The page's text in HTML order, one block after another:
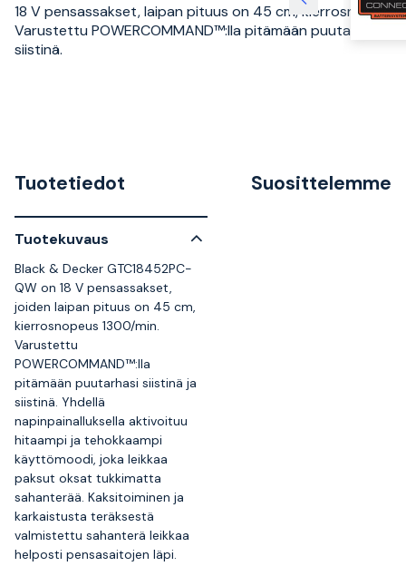
18 V pensassakset, laipan pituus on 45 cm, kierrosnopeus
Varustettu POWERCOMMAND™:lla pitämään puutarhasi
siistinä.
Tuotetiedot
Tuotekuvaus
Black & Decker GTC18452PC-
QW on 18 V pensassakset,
joiden laipan pituus on 45 cm,
kierrosnopeus 1300/min.
Varustettu
POWERCOMMAND™:lla
pitämään puutarhasi siistinä ja
siistinä. Yhdellä
napinpainalluksella aktivoituu
hitaampi ja tehokkaampi
käyttömoodi, joka leikkaa
paksut oksat tukkimatta
sahanterää. Kaksitoiminen ja
karkaistusta teräksestä
valmistettu sahanterä leikkaa
helposti pensasaitojen läpi.
Suosittelemme